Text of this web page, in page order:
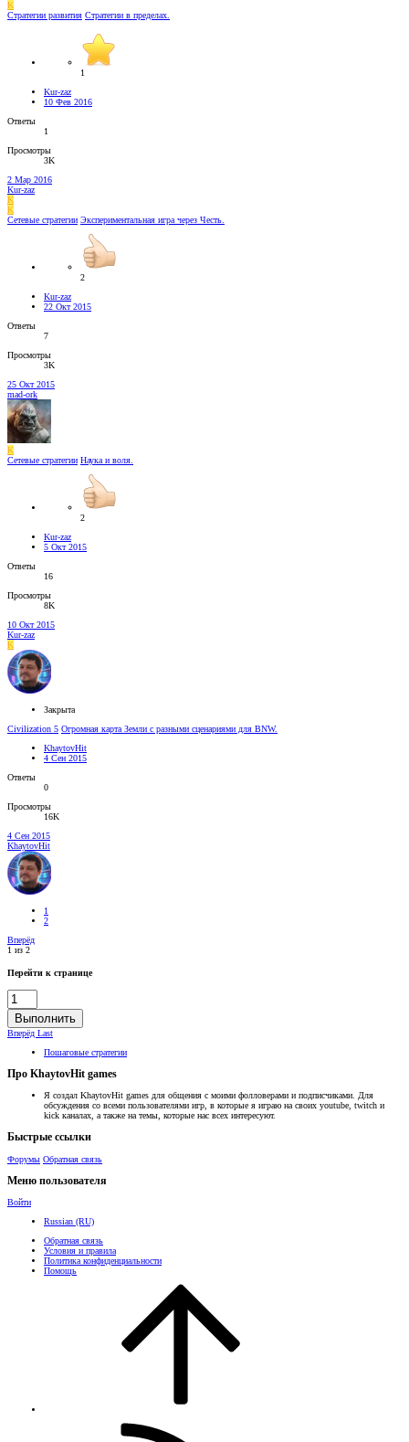
K
Стратегии развития Стратегии в пределах.
1
Kur-zaz
10 Фев 2016
Ответы
1
Просмотры
3K
2 Мар 2016
Kur-zaz
K
K
Сетевые стратегии Экспериментальная игра через Честь.
2
Kur-zaz
22 Окт 2015
Ответы
7
Просмотры
3K
25 Окт 2015
mad-ork
K
Сетевые стратегии Наука и воля.
2
Kur-zaz
5 Окт 2015
Ответы
16
Просмотры
8K
10 Окт 2015
Kur-zaz
K
Закрыта
Civilization 5 Огромная карта Земли с разными сценариями для BNW.
KhaytovHit
4 Сен 2015
Ответы
0
Просмотры
16K
4 Сен 2015
KhaytovHit
1
2
Вперёд
1 из 2
Перейти к странице
Выполнить
Вперёд Last
Пошаговые стратегии
Про KhaytovHit games
Я создал KhaytovHit games для общения с моими фолловерами и подписчиками. Для
обсуждения со всеми пользователями игр, в которые я играю на своих youtube, twitch и
kick каналах, а также на темы, которые нас всех интересуют.
Быстрые ссылки
Форумы Обратная связь
Меню пользователя
Войти
Russian (RU)
Обратная связь
Условия и правила
Политика конфиденциальности
Помощь